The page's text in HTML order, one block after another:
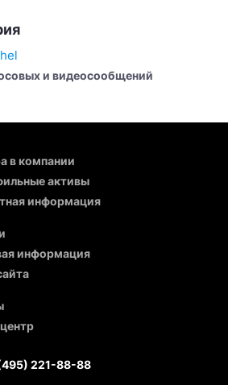
и видеосообщений
в компании
активы
информация
информация
221-88-88